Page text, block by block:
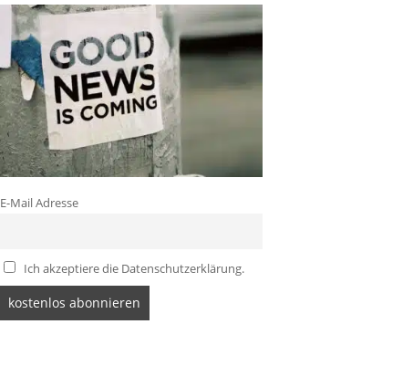
E-Mail Adresse
Ich akzeptiere die Datenschutzerklärung.